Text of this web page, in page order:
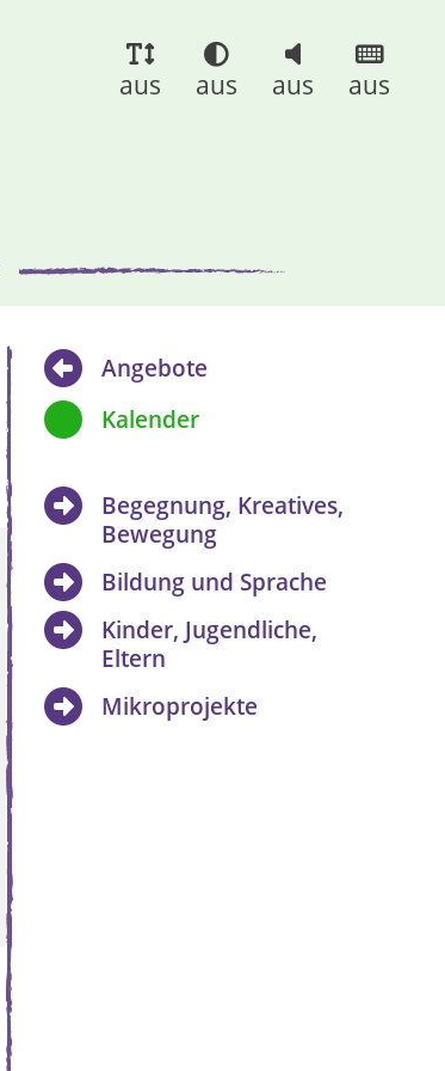
aus aus aus aus
Angebote
Kalender
Begegnung, Kreatives,
Bewegung
Bildung und Sprache
Kinder, Jugendliche,
Eltern
Mikroprojekte